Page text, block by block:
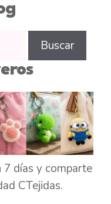
Buscar
7 días y comparte
CTejidas.